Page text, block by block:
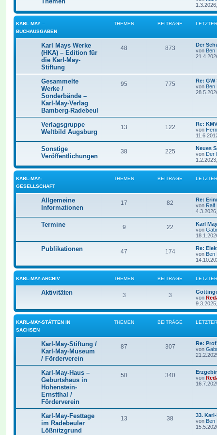
KARL MAY –
BUCHAUSGABEN
THEMEN BEITRÄGE
Karl Mays Werke
(HKA) – Edition für
die Karl-May-
Stiftung
48 873
Der
von Ben
Gesammelte
Werke /
Sonderbände –
Karl-May-Verlag
Bamberg-Radebeul
95 775
Re: GW
von Ben
Verlagsgruppe
Weltbild Augsburg
13 122
Re:
von
Sonstige
Veröffentlichungen
38 225
Neues
von Der
KARL-MAY-
GESELLSCHAFT
THEMEN BEITRÄGE
Allgemeine
Informationen
17 82
Re:
von Ralf
Termine 9 22
Karl
von
Publikationen 47 174
Re:
von Ben
KARL-MAY-ARCHIV THEMEN BEITRÄGE
Aktivitäten 3 3
von
KARL-MAY-STÄTTEN IN
SACHSEN
THEMEN BEITRÄGE
Karl-May-Stiftung /
Karl-May-Museum
/ Förderverein
87 307
Re:
von
Karl-May-Haus –
Geburtshaus in
Hohenstein-
Ernstthal /
Förderverein
50 340
von
Karl-May-Festtage
im Radebeuler
Lößnitzgrund
13 38
33.
von Ben